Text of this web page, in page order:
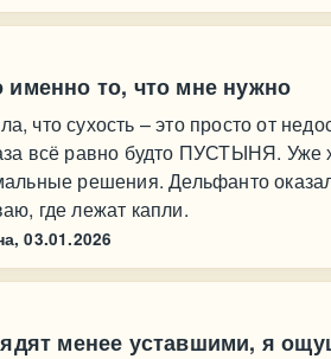
то, что мне нужно
что сухость – это просто от
всё равно будто ПУСТЫНЯ. Уже
решения. Дельфанто
где лежат капли.
03.01.2026
менее уставшими, я